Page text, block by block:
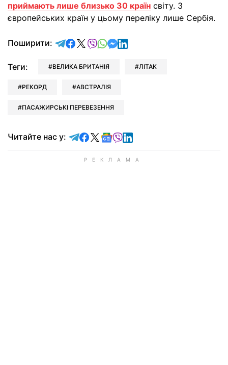
приймають лише близько 30 країн світу. З
європейських країн у цьому переліку лише Сербія.
Поширити: відправити у Telegram
поділитись у Facebook
поділитись у X
відправити у Viber
відправити у Whatsapp
відправити у Messenger
відправити у LinkedIn
Теги: ВЕЛИКА БРИТАНІЯ ЛІТАК
РЕКОРД АВСТРАЛІЯ
ПАСАЖИРСЬКІ ПЕРЕВЕЗЕННЯ
Читайте нас у: Читайте у Telegram
Читайте у Facebook
Читайте у X
Читайте у Google news
Читайте у Viber
Читайте у LinkedIn